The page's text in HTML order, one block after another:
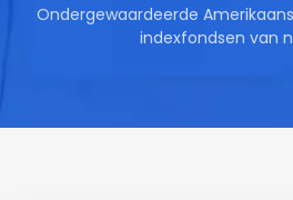
Ondergewaardeerde
indexfondsen van